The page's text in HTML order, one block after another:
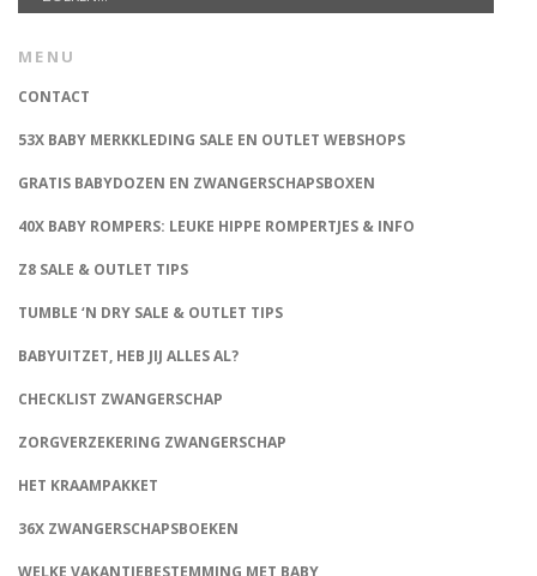
MENU
CONTACT
53X BABY MERKKLEDING SALE EN OUTLET WEBSHOPS
GRATIS BABYDOZEN EN ZWANGERSCHAPSBOXEN
40X BABY ROMPERS: LEUKE HIPPE ROMPERTJES & INFO
Z8 SALE & OUTLET TIPS
TUMBLE ‘N DRY SALE & OUTLET TIPS
BABYUITZET, HEB JIJ ALLES AL?
CHECKLIST ZWANGERSCHAP
ZORGVERZEKERING ZWANGERSCHAP
HET KRAAMPAKKET
36X ZWANGERSCHAPSBOEKEN
WELKE VAKANTIEBESTEMMING MET BABY